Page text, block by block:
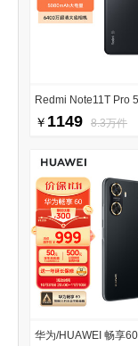
￥ 1149 8.3万件
华为/HUAWEI 畅享